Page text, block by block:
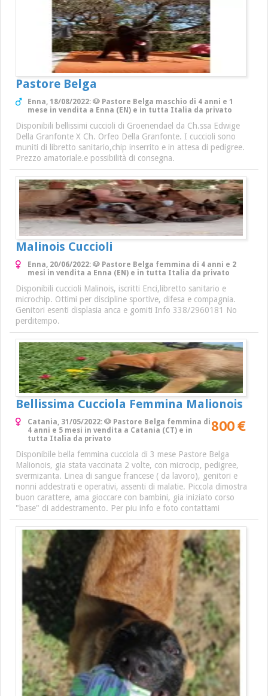
Pastore Belga
Enna, 18/08/2022: 🐶 Pastore Belga maschio di 4 anni e 1
mese in vendita a Enna (EN) e in tutta Italia da privato
Disponibili bellissimi cuccioli di Groenendael da Ch.ssa Edwige
Della Granfonte X Ch. Orfeo Della Granfonte. I cuccioli sono
muniti di libretto sanitario,chip inserrito e in attesa di pedigree.
Prezzo amatoriale.e possibilità di consegna.
Malinois Cuccioli
Enna, 20/06/2022: 🐶 Pastore Belga femmina di 4 anni e 2
mesi in vendita a Enna (EN) e in tutta Italia da privato
Disponibili cuccioli Malinois, iscritti Enci,libretto sanitario e
microchip. Ottimi per discipline sportive, difesa e compagnia.
Genitori esenti displasia anca e gomiti Info 338/2960181 No
perditempo.
Bellissima Cucciola Femmina Malionois
800 €
Catania, 31/05/2022: 🐶 Pastore Belga femmina di
4 anni e 5 mesi in vendita a Catania (CT) e in
tutta Italia da privato
Disponibile bella femmina cucciola di 3 mese Pastore Belga
Malionois, gia stata vaccinata 2 volte, con microcip, pedigree,
svermizanta. Linea di sangue francese ( da lavoro), genitori e
nonni addestrati e operativi, assenti di malatie. Piccola dimostra
buon carattere, ama gioccare con bambini, gia iniziato corso
"base" di addestramento. Per piu info e foto contattami